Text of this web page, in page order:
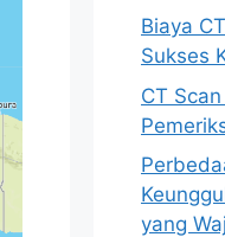
Biaya
Sukses
CT
yang